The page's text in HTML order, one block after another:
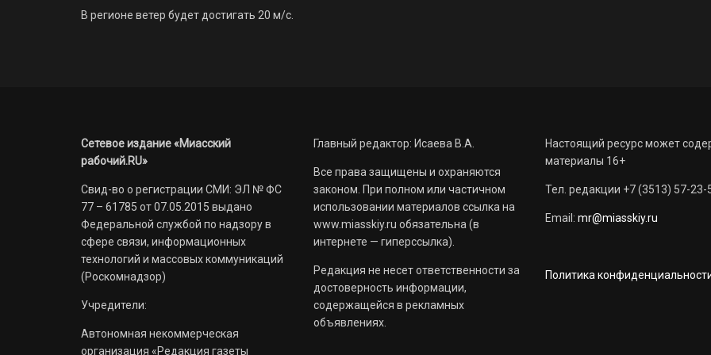
В регионе ветер будет достигать 20 м/с.
Сетевое издание «Миасский
рабочий.RU»
Свид-во о регистрации СМИ: ЭЛ № ФС
77 – 61785 от 07.05.2015 выдано
Федеральной службой по надзору в
сфере связи, информационных
технологий и массовых коммуникаций
(Роскомнадзор)
Учредители:
Автономная некоммерческая
организация «Редакция газеты
Главный редактор: Исаева В.А.
Все права защищены и охраняются
законом. При полном или частичном
использовании материалов ссылка на
www.miasskiy.ru обязательна (в
интернете — гиперссылка).
Редакция не несет ответственности за
достоверность информации,
содержащейся в рекламных
объявлениях.
Настоящий ресурс может
материалы 16+
Тел. редакции +7 (3513) 57-23-
Email: mr@miasskiy.ru
Политика